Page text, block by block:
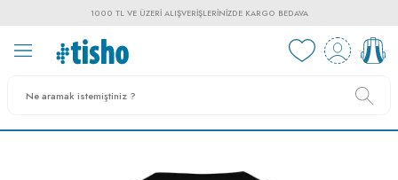
1000 TL VE ÜZERI ALIŞVERIŞLERINIZDE KARGO BEDAVA